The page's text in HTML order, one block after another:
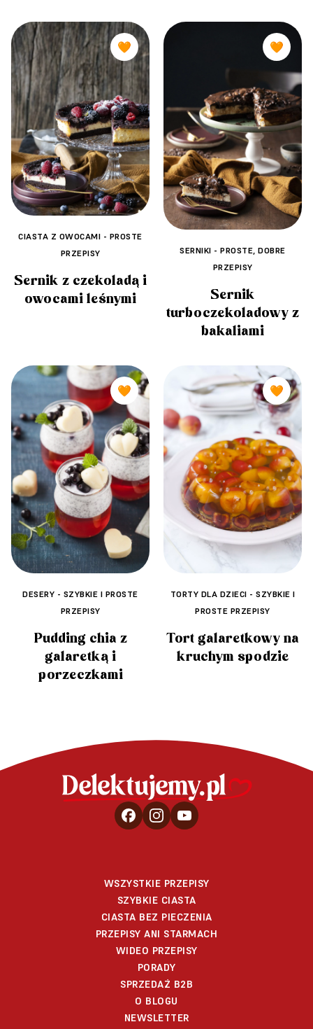
🧡
CIASTA Z OWOCAMI - PROSTE
PRZEPISY
Sernik z czekoladą i
owocami leśnymi
🧡
SERNIKI - PROSTE, DOBRE
PRZEPISY
Sernik
turboczekoladowy z
bakaliami
🧡
DESERY - SZYBKIE I PROSTE
PRZEPISY
Pudding chia z
galaretką i
porzeczkami
🧡
TORTY DLA DZIECI - SZYBKIE I
PROSTE PRZEPISY
Tort galaretkowy na
kruchym spodzie
WSZYSTKIE PRZEPISY
SZYBKIE CIASTA
CIASTA BEZ PIECZENIA
PRZEPISY ANI STARMACH
WIDEO PRZEPISY
PORADY
SPRZEDAŻ B2B
O BLOGU
NEWSLETTER